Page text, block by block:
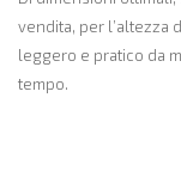
vendita, per l’altezza
leggero e pratico da
tempo.